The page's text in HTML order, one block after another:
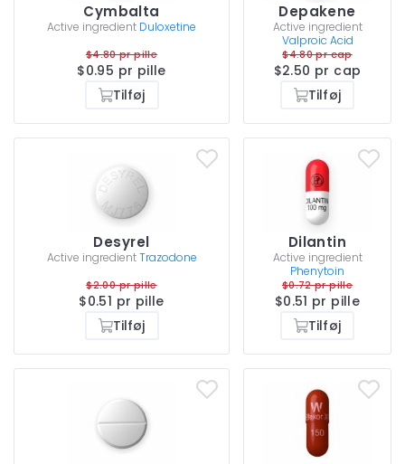
Cymbalta
Active ingredient Duloxetine
$4.80 pr pille
$0.95 pr pille
Tilføj
Depakene
Active ingredient
Valproic Acid
$4.80 pr cap
$2.50 pr cap
Tilføj
Desyrel
Active ingredient Trazodone
$2.00 pr pille
$0.51 pr pille
Tilføj
Dilantin
Active ingredient
Phenytoin
$0.72 pr pille
$0.51 pr pille
Tilføj